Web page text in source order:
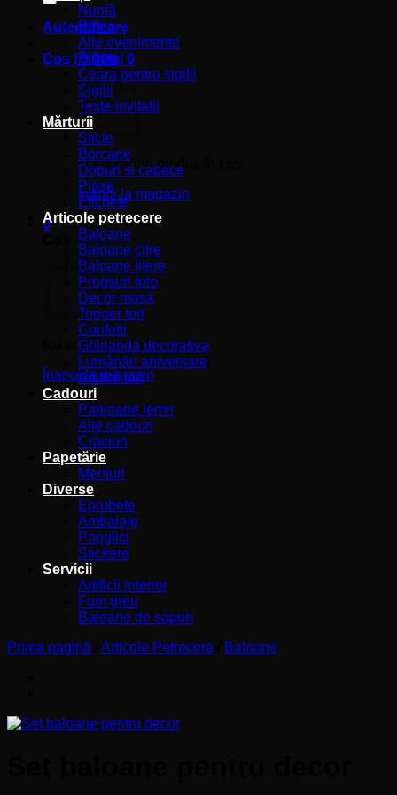
Autentificare
Coș /0,00lei 0
Nu ai niciun produs în coș.
Înapoi la magazin
0
Nu ai niciun produs în coș.
Înapoi la magazin
Nuntă
Botez
Alte evenimente
Plicuri
Ceara pentru sigilii
Sigilii
Texte invitatii
Mărturii
Sticle
Borcane
Dopuri si capace
Plase
Etichete
Articole petrecere
Baloane
Baloane cifre
Baloane litere
Propsuri foto
Decor masă
Topper tort
Confetti
Ghirlanda decorativa
Lumânări aniversare
Artificii tort
Cadouri
Papioane lemn
Alte cadouri
Craciun
Papetărie
Meniuri
Diverse
Eprubete
Ambalaje
Panglici
Stickere
Servicii
Artificii interior
Fum greu
Baloane de sapun
Prima pagină
Articole Petrecere Baloane